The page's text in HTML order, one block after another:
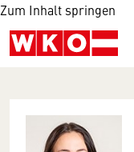
Zum Inhalt springen